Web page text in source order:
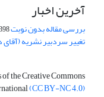
آخرین اخبار
بررسی مقاله بدون نوبت11-01
تغییر سردبیر نشریه
the Creative Commons
(CC BY-NC 4.0)